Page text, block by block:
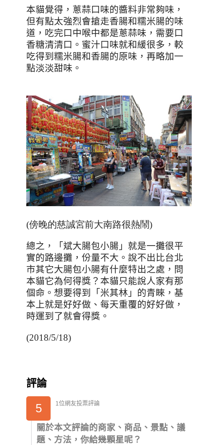
本貓覺得，蔥蒜口味的醬料非常夠味，
但有點太強烈會搶走香腸和糯米腸的味
道，吃完口中喉中都是蔥蒜味，需要口
香糖清清口。 蜜汁口味就和緩很多，較
吃得到糯米腸和香腸的原味，再略加一
點淡淡甜味。
(傍晚的慈誠宮前大南路很熱鬧)
總之，「斌大腸包小腸」就是一攤很平
實的路邊攤，份量不大。說不出比台北
市其它大腸包小腸有什麼特出之處，問
本貓它為何得獎？本貓只能說人家有那
個命。想要得到「米其林」的青睞，基
本上就是好好做、每天重覆的好好做，
時運到了就會得獎。
(2018/5/18)
評論
5 1位網友投票評論
關於本文評論的商家、商品、景點、議
題、方法，你給幾顆星呢？